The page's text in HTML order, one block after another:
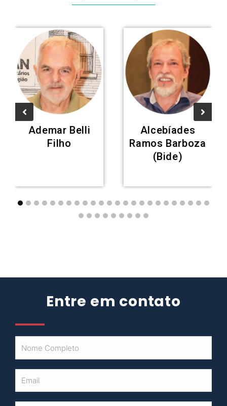
Ademar Belli
Filho
Alcebíades
Ramos Barboza
(Bide)
Entre em contato